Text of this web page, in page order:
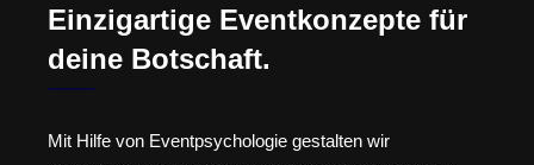
Einzigartige Eventkonzepte für
deine Botschaft.
Mit Hilfe von Eventpsychologie gestalten wir